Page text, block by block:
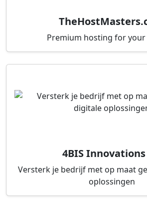
Premium hosting for
4BIS Innovations
Versterk je bedrijf met op maat
oplossingen